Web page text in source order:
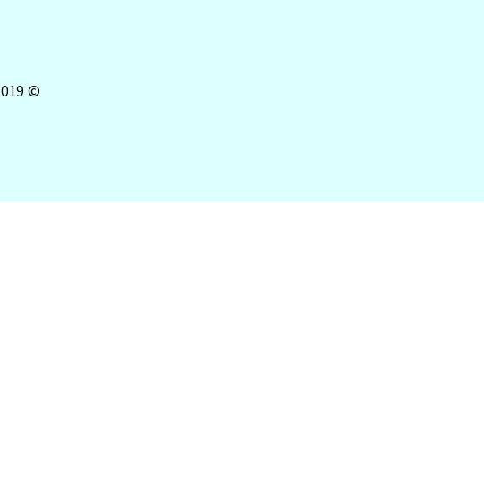
© 2002-2019 כל הזכויות שמורות לפסיכולוגיה עברית